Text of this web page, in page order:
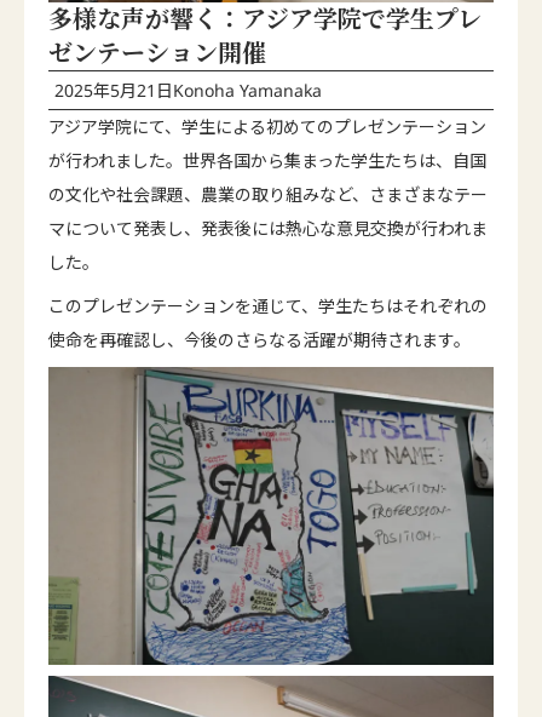
多様な声が響く：アジア学院で学生プレ
ゼンテーション開催
2025年5月21日Konoha Yamanaka
アジア学院にて、学生による初めてのプレゼンテーション
が行われました。世界各国から集まった学生たちは、自国
の文化や社会課題、農業の取り組みなど、さまざまなテー
マについて発表し、発表後には熱心な意見交換が行われま
した。
このプレゼンテーションを通じて、学生たちはそれぞれの
使命を再確認し、今後のさらなる活躍が期待されます。